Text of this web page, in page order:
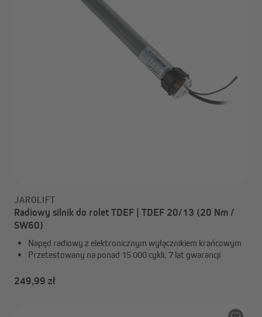
JAROLIFT
Radiowy silnik do rolet TDEF | TDEF 20/13 (20 Nm /
SW60)
Napęd radiowy z elektronicznym wyłącznikiem krańcowym
Przetestowany na ponad 15 000 cykli, 7 lat gwarancji
249,99 zł